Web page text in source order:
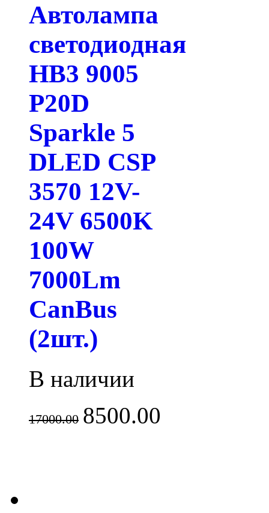
Автолампа
светодиодная
HB3 9005
P20D
Sparkle 5
DLED CSP
3570 12V-
24V 6500K
100W
7000Lm
CanBus
(2шт.)
В наличии
17000.00 8500.00